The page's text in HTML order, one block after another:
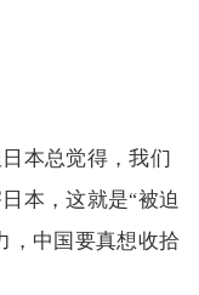
本总觉得，我们
本，这就是“被迫
，中国要真想收拾